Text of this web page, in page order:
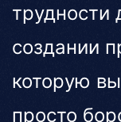
трудности
создании
которую
просто